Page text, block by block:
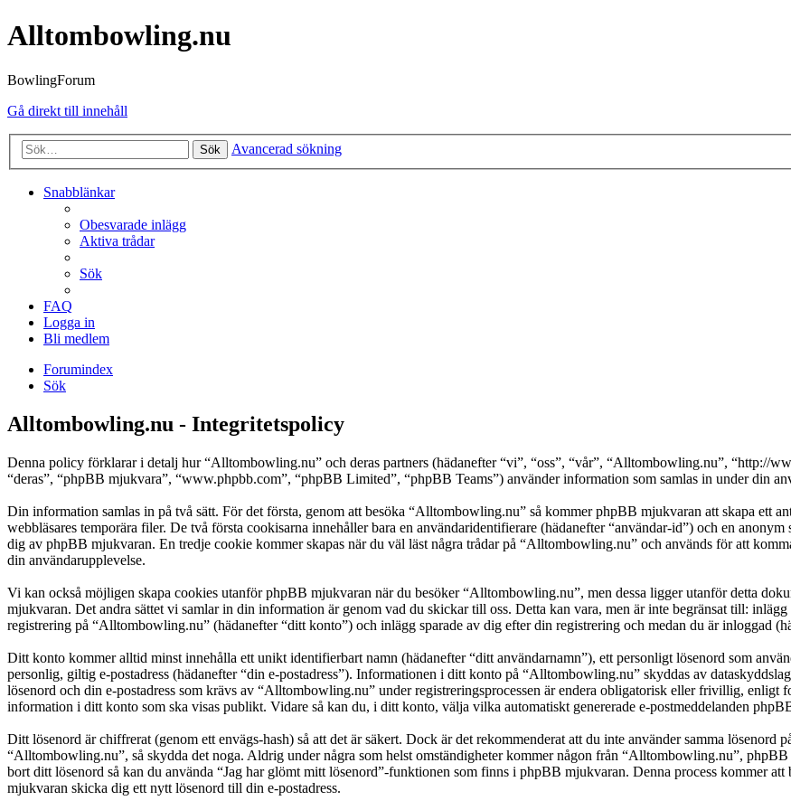
Alltombowling.nu
BowlingForum
Gå direkt till innehåll
Sök Avancerad sökning
Snabblänkar
Obesvarade inlägg
Aktiva trådar
Sök
FAQ
Logga in
Bli medlem
Forumindex
Sök
Alltombowling.nu - Integritetspolicy
Denna policy förklarar i detalj hur “Alltombowling.nu” och deras partners (hädanefter “vi”, “oss”, “vår”, “Alltombowling.nu”, “http://
“deras”, “phpBB mjukvara”, “www.phpbb.com”, “phpBB Limited”, “phpBB Teams”) använder information som samlas in under din
Din information samlas in på två sätt. För det första, genom att besöka “Alltombowling.nu” så kommer phpBB mjukvaran att skapa ett
webbläsares temporära filer. De två första cookisarna innehåller bara en användaridentifierare (hädanefter “användar-id”) och en
dig av phpBB mjukvaran. En tredje cookie kommer skapas när du väl läst några trådar på “Alltombowling.nu” och används för att
din användarupplevelse.
Vi kan också möjligen skapa cookies utanför phpBB mjukvaran när du besöker “Alltombowling.nu”, men dessa ligger utanför detta
mjukvaran. Det andra sättet vi samlar in din information är genom vad du skickar till oss. Detta kan vara, men är inte begränsat till:
registrering på “Alltombowling.nu” (hädanefter “ditt konto”) och inlägg sparade av dig efter din registrering och medan du är inloggad
Ditt konto kommer alltid minst innehålla ett unikt identifierbart namn (hädanefter “ditt användarnamn”), ett personligt lösenord som
personlig, giltig e-postadress (hädanefter “din e-postadress”). Informationen i ditt konto på “Alltombowling.nu” skyddas av
lösenord och din e-postadress som krävs av “Alltombowling.nu” under registreringsprocessen är endera obligatorisk eller frivillig,
information i ditt konto som ska visas publikt. Vidare så kan du, i ditt konto, välja vilka automatiskt genererade e-postmeddelanden
Ditt lösenord är chiffrerat (genom ett envägs-hash) så att det är säkert. Dock är det rekommenderat att du inte använder samma
“Alltombowling.nu”, så skydda det noga. Aldrig under några som helst omständigheter kommer någon från “Alltombowling.nu”,
bort ditt lösenord så kan du använda “Jag har glömt mitt lösenord”-funktionen som finns i phpBB mjukvaran. Denna process kommer
mjukvaran skicka dig ett nytt lösenord till din e-postadress.